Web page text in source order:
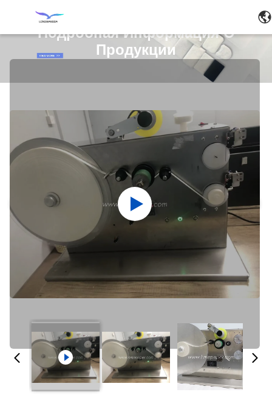
Подробная Информация О
Продукции